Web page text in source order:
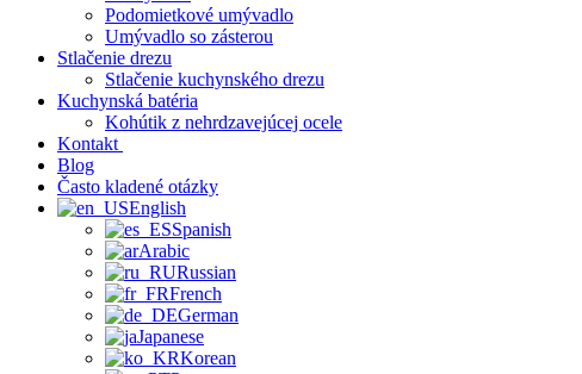
Podomietkové umývadlo
Umývadlo so zásterou
Stlačenie drezu
Stlačenie kuchynského drezu
Kuchynská batéria
Kohútik z nehrdzavejúcej ocele
Kontakt
Blog
Často kladené otázky
English
Spanish
Arabic
Russian
French
German
Japanese
Korean